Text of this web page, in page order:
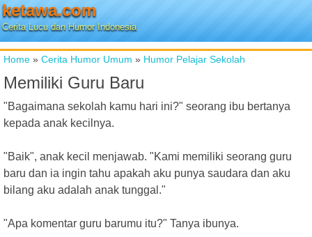
ketawa.com
Cerita Lucu dan Humor Indonesia
Home » Cerita Humor Umum » Humor Pelajar Sekolah
Memiliki Guru Baru
"Bagaimana sekolah kamu hari ini?" seorang ibu bertanya
kepada anak kecilnya.
"Baik", anak kecil menjawab. "Kami memiliki seorang guru
baru dan ia ingin tahu apakah aku punya saudara dan aku
bilang aku adalah anak tunggal."
"Apa komentar guru barumu itu?" Tanya ibunya.